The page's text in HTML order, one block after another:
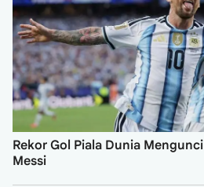
Rekor Gol Piala Dunia
Messi